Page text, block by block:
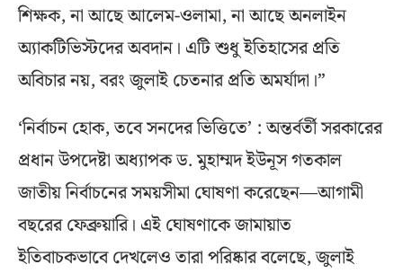
শিক্ষক, না আছে আলেম-ওলামা, না আছে অনলাইন
অ্যাকটিভিস্টদের অবদান। এটি শুধু ইতিহাসের প্রতি
অবিচার নয়, বরং জুলাই চেতনার প্রতি অমর্যাদা।”
‘নির্বাচন হোক, তবে সনদের ভিত্তিতে’ : অন্তর্বর্তী সরকারের
প্রধান উপদেষ্টা অধ্যাপক ড. মুহাম্মদ ইউনূস গতকাল
জাতীয় নির্বাচনের সময়সীমা ঘোষণা করেছেন—আগামী
বছরের ফেব্রুয়ারি। এই ঘোষণাকে জামায়াত
ইতিবাচকভাবে দেখলেও তারা পরিষ্কার বলেছে, জুলাই